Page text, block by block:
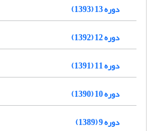
دوره 13 (1393)
دوره 12 (1392)
دوره 11 (1391)
دوره 10 (1390)
دوره 9 (1389)